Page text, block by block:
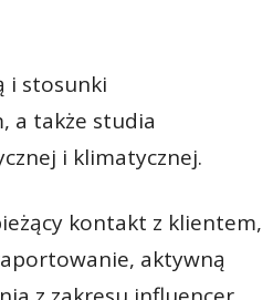
i stosunki
a także studia
i klimatycznej.
kontakt z klientem,
aktywną